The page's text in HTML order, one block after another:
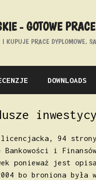
- GOTOWE
KUPUJE PRACE DYPLOMOWE.
DOWNLOADS
licencjacka, 94
Bankowości i
ponieważ jest
bo broniona była